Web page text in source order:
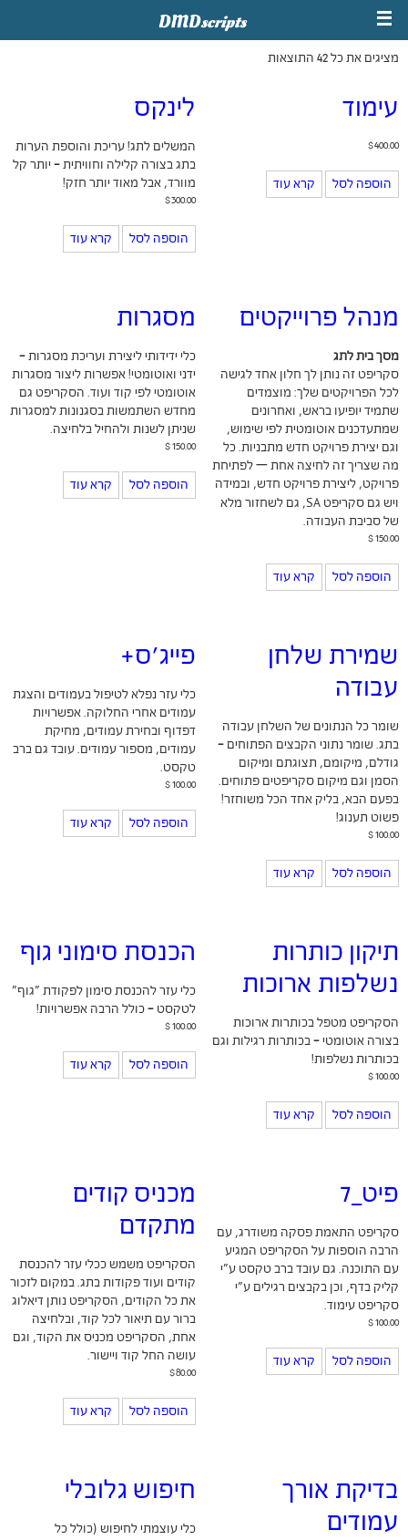
מציגים את כל ⁦42⁩ התוצאות
עימוד
$400.00
הוספה לסל קרא עוד
לינקס
המשלים לתג! עריכת והוספת הערות
בתג בצורה קלילה וחוויתית - יותר קל
מוורד, אבל מאוד יותר חזק!
$300.00
הוספה לסל קרא עוד
מנהל פרוייקטים
מסך בית לתג
סקריפט זה נותן לך חלון אחד לגישה
לכל הפרויקטים שלך: מוצמדים
שתמיד יופיעו בראש, ואחרונים
שמתעדכנים אוטומטית לפי שימוש,
וגם יצירת פרויקט חדש מתבניות. כל
מה שצריך זה לחיצה אחת — לפתיחת
פרויקט, ליצירת פרויקט חדש, ובמידה
ויש גם סקריפט SA, גם לשחזור מלא
של סביבת העבודה.
$150.00
הוספה לסל קרא עוד
מסגרות
כלי ידידותי ליצירת ועריכת מסגרות -
ידני ואוטומטי! אפשרות ליצור מסגרות
אוטומטי לפי קוד ועוד. הסקריפט גם
מחדש השתמשות בסגנונות למסגרות
שניתן לשנות ולהחיל בלחיצה.
$150.00
הוספה לסל קרא עוד
שמירת שלחן
עבודה
שומר כל הנתונים של השלחן עבודה
בתג. שומר נתוני הקבצים הפתוחים -
גודלם, מיקומם, תצוגתם ומיקום
הסמן וגם מיקום סקריפטים פתוחים.
בפעם הבא, בליק אחד הכל משוחזר!
פשוט תענוג!
$100.00
הוספה לסל קרא עוד
פייג'ס+
כלי עזר נפלא לטיפול בעמודים והצגת
עמודים אחרי החלוקה. אפשרויות
דפדוף ובחירת עמודים, מחיקת
עמודים, מספור עמודים. עובד גם ברב
טקסט.
$100.00
הוספה לסל קרא עוד
תיקון כותרות
נשלפות ארוכות
הסקריפט מטפל בכותרות ארוכות
בצורה אוטומטי - בכותרות רגילות וגם
בכותרות נשלפות!
$100.00
הוספה לסל קרא עוד
הכנסת סימוני גוף
כלי עזר להכנסת סימון לפקודת "גוף"
לטקסט - כולל הרבה אפשרויות!
$100.00
הוספה לסל קרא עוד
פיט_7
סקריפט התאמת פסקה משודרג, עם
הרבה הוספות על הסקריפט המגיע
עם התוכנה. גם עובד ברב טקסט ע"י
קליק בדף, וכן בקבצים רגילים ע"י
סקריפט עימוד.
$100.00
הוספה לסל קרא עוד
מכניס קודים
מתקדם
הסקריפט משמש ככלי עזר להכנסת
קודים ועוד פקודות בתג. במקום לזכור
את כל הקודים, הסקריפט נותן דיאלוג
ברור עם תיאור לכל קוד, ובלחיצה
אחת, הסקריפט מכניס את הקוד, וגם
עושה החל קוד ויישור.
$80.00
הוספה לסל קרא עוד
בדיקת אורך
עמודים
חיפוש גלובלי
כלי עוצמתי לחיפוש (כולל כל